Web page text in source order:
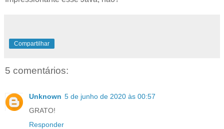
Compartilhar
5 comentários:
Unknown 5 de junho de 2020 às 00:57
GRATO!
Responder